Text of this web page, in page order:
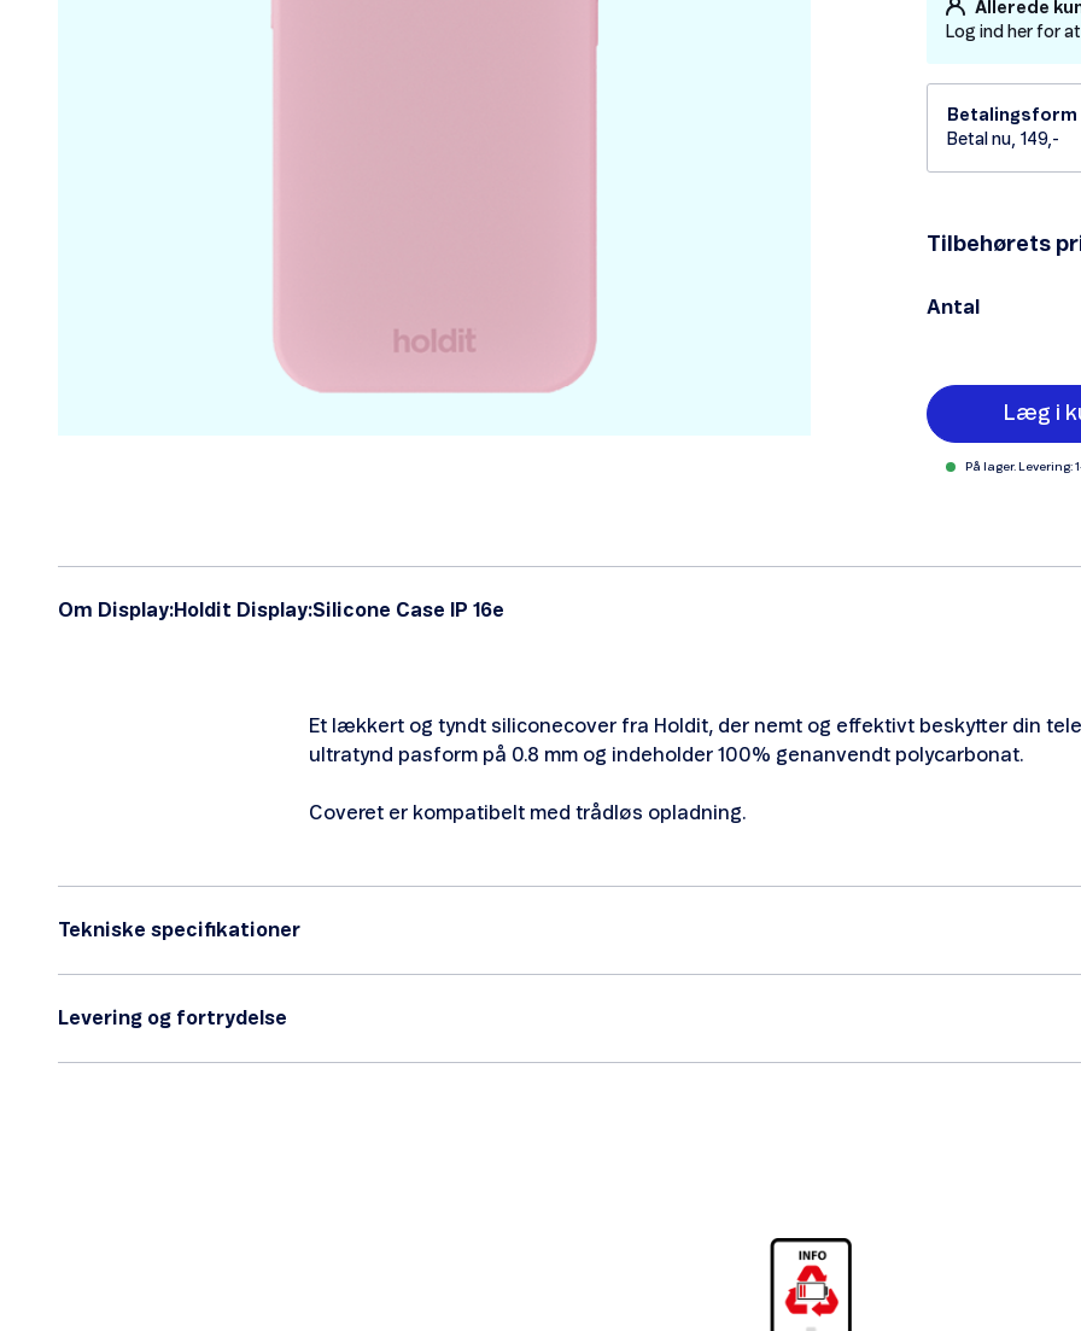
Allerede
Log ind her for
Betalingsform
Betal nu, 149,-
Tilbehørets
Antal
Læg i
På lager. Levering:
Om Display:Holdit Display:Silicone Case IP 16e
Et lækkert og tyndt siliconecover fra Holdit, der nemt og effektivt beskytter din
ultratynd pasform på 0.8 mm og indeholder 100% genanvendt polycarbonat.
Coveret er kompatibelt med trådløs opladning.
Tekniske specifikationer
Levering og fortrydelse